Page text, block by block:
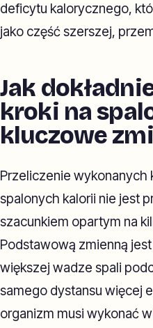
deficytu kalorycznego,
jako część szerszej,
Jak
kroki na
kluczowe
Przeliczenie wykonanych
spalonych kalorii nie jest
szacunkiem opartym na
Podstawową zmienną jest
większej wadze spali
samego dystansu więcej
organizm musi wykonać